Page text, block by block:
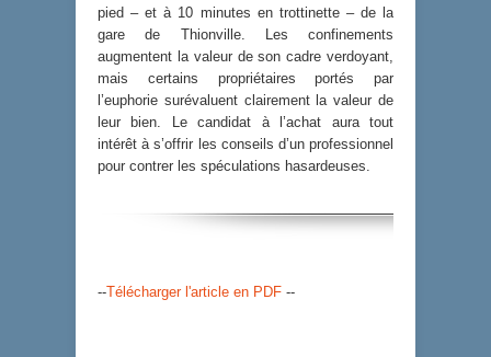
pied – et à 10 minutes en trottinette – de la
gare de Thionville. Les confinements
augmentent la valeur de son cadre verdoyant,
mais certains propriétaires portés par
l’euphorie surévaluent clairement la valeur de
leur bien. Le candidat à l’achat aura tout
intérêt à s’offrir les conseils d’un professionnel
pour contrer les spéculations hasardeuses.
--Télécharger l'article en PDF --